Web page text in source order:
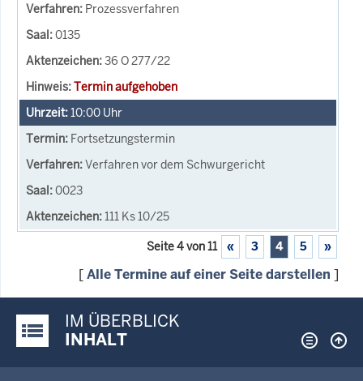
Prozessverfahren
0135
36 O 277/22
Termin aufgehoben
10:00 Uhr
Fortsetzungstermin
Verfahren vor dem Schwurgericht
0023
111 Ks 10/25
Seite 4 von 11 « 3 4 5 »
[Alle Termine auf einer Seite darstellen ]
Justiz-Portal im Überblick:
IM ÜBERBLICK
INHALT